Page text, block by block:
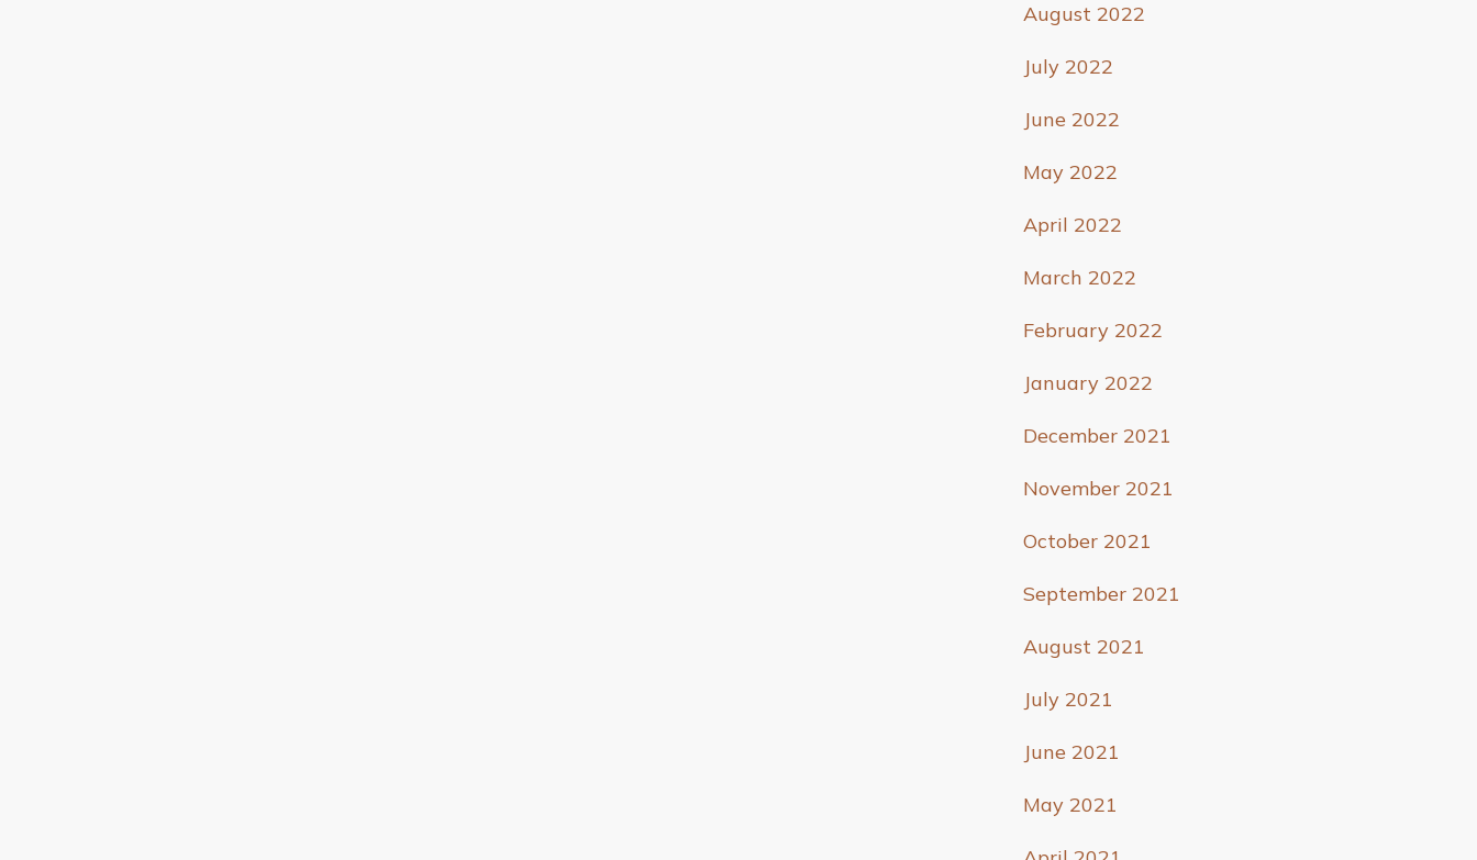
August 2022
July 2022
June 2022
May 2022
April 2022
March 2022
February 2022
January 2022
December 2021
November 2021
October 2021
September 2021
August 2021
July 2021
June 2021
May 2021